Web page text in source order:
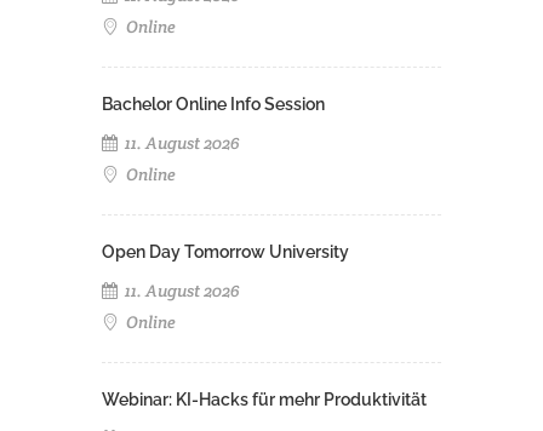
Online
Bachelor Online Info Session
11. August 2026
Online
Open Day Tomorrow University
11. August 2026
Online
Webinar: KI-Hacks für mehr Produktivität